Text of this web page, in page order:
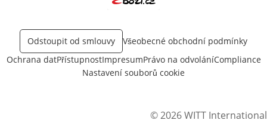
Odstoupit od smlouvy
Všeobecné obchodní podmínky
Ochrana datPřístupnostImpresumPrávo na odvoláníCompliance
Nastavení souborů cookie
© 2026 WITT International